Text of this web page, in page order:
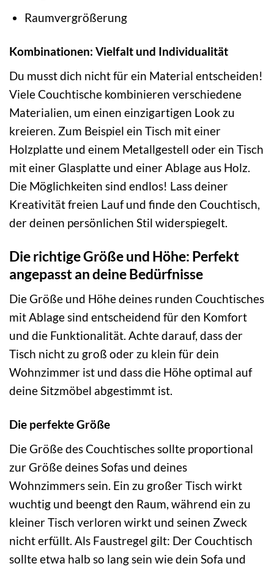
Raumvergrößerung
Kombinationen: Vielfalt und Individualität
Du musst dich nicht für ein Material entscheiden!
Viele Couchtische kombinieren verschiedene
Materialien, um einen einzigartigen Look zu
kreieren. Zum Beispiel ein Tisch mit einer
Holzplatte und einem Metallgestell oder ein Tisch
mit einer Glasplatte und einer Ablage aus Holz.
Die Möglichkeiten sind endlos! Lass deiner
Kreativität freien Lauf und finde den Couchtisch,
der deinen persönlichen Stil widerspiegelt.
Die richtige Größe und Höhe: Perfekt
angepasst an deine Bedürfnisse
Die Größe und Höhe deines runden Couchtisches
mit Ablage sind entscheidend für den Komfort
und die Funktionalität. Achte darauf, dass der
Tisch nicht zu groß oder zu klein für dein
Wohnzimmer ist und dass die Höhe optimal auf
deine Sitzmöbel abgestimmt ist.
Die perfekte Größe
Die Größe des Couchtisches sollte proportional
zur Größe deines Sofas und deines
Wohnzimmers sein. Ein zu großer Tisch wirkt
wuchtig und beengt den Raum, während ein zu
kleiner Tisch verloren wirkt und seinen Zweck
nicht erfüllt. Als Faustregel gilt: Der Couchtisch
sollte etwa halb so lang sein wie dein Sofa und